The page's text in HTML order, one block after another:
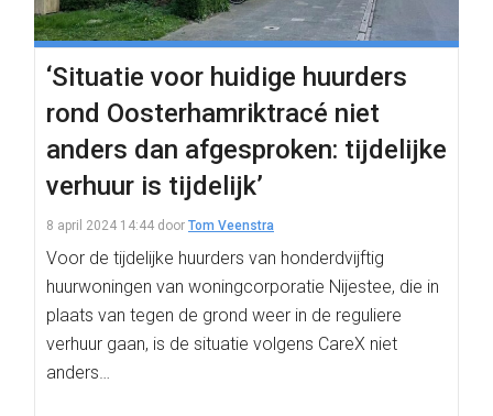
‘Situatie voor huidige huurders
rond Oosterhamriktracé niet
anders dan afgesproken: tijdelijke
verhuur is tijdelijk’
8 april 2024 14:44 door Tom Veenstra
Voor de tijdelijke huurders van honderdvijftig
huurwoningen van woningcorporatie Nijestee, die in
plaats van tegen de grond weer in de reguliere
verhuur gaan, is de situatie volgens CareX niet
anders…